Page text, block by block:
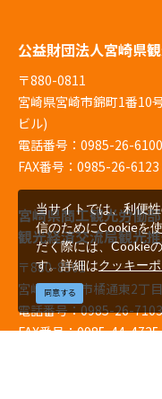
公益財団法人宮崎県
〒880-0811
宮崎県宮崎市錦町1番10
ビル)
電話番号：0985-26-6100
FAX番号：0985-26-6123
宮崎県商工観光労働部
観光経済交流局観光
〒880-8501
宮崎県宮崎市橘通東2丁
電話番号：0985-26-7103
FAX番号：0985-44-4725
当サイトでは、利便
信のためにCookieを
だく際には、Cookie
す。詳細はクッキー
同意する